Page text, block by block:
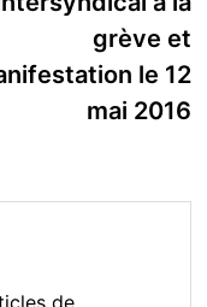
grève et
le 12
mai 2016
de